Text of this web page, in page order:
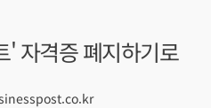
' 자격증 폐지하기로